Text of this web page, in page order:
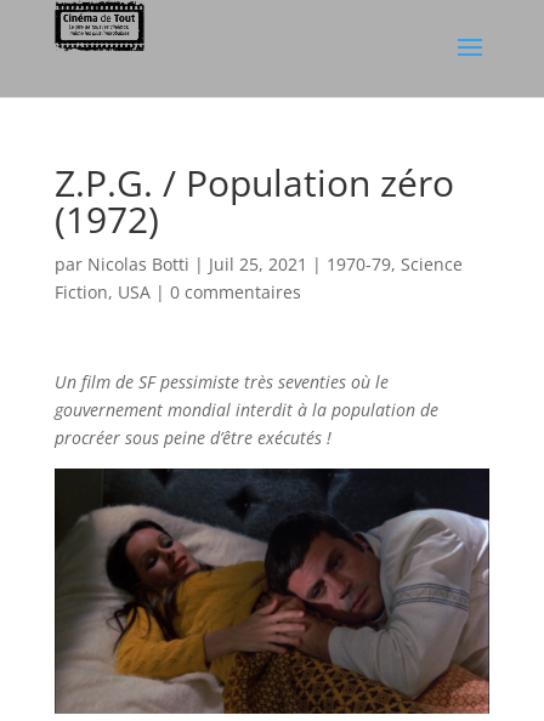
Z.P.G. / Population zéro
(1972)
par Nicolas Botti | Juil 25, 2021 | 1970-79, Science
Fiction, USA| 0 commentaires
Un film de SF pessimiste très seventies où le
gouvernement mondial interdit à la population de
procréer sous peine d’être exécutés !